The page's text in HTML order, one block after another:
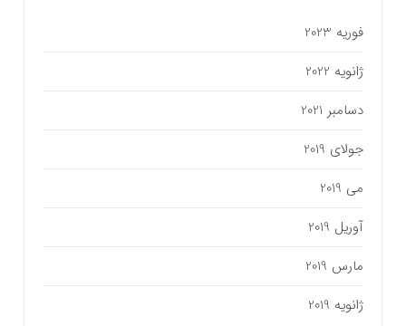
فوریه 2023
ژانویه 2022
دسامبر 2021
جولای 2019
می 2019
آوریل 2019
مارس 2019
ژانویه 2019